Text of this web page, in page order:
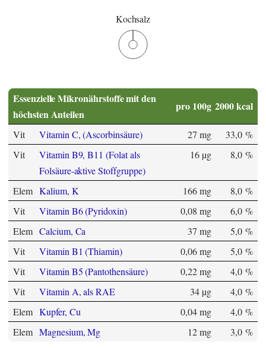
Kochsalz
Essenzielle Mikronährstoffe mit den
höchsten Anteilen
pro 100g 2000 kcal
Vit Vitamin C, (Ascorbinsäure) 27 mg
33,0 %
Vit
Vitamin B9, B11 (Folat als
Folsäure-aktive Stoffgruppe)
16 µg 8,0 %
Elem Kalium, K 166 mg
8,0 %
Vit
Vitamin B6 (Pyridoxin) 0,08 mg
6,0 %
Elem Calcium, Ca 37 mg
5,0 %
Vit
Vitamin B1 (Thiamin) 0,06 mg
5,0 %
Vit
Vitamin B5 (Pantothensäure) 0,22 mg
4,0 %
Vit
Vitamin A, als RAE 34 µg
4,0 %
Elem Kupfer, Cu 0,04 mg
4,0 %
Elem Magnesium, Mg 12 mg 3,0 %